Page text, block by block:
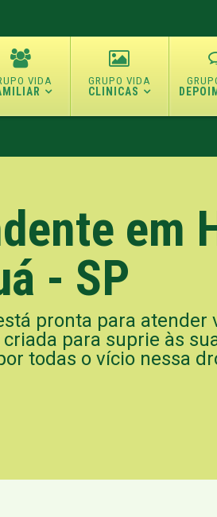
CLINICAS
em
- SP
pronta para atender
para suprie às
todas o vício nessa